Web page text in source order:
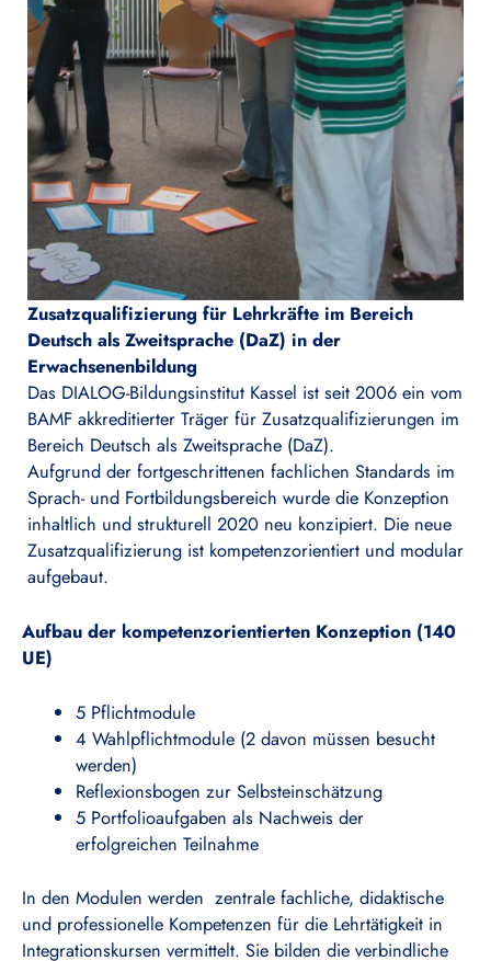
Zusatzqualifizierung für Lehrkräfte im Bereich
Deutsch als Zweitsprache (DaZ) in der
Erwachsenenbildung
Das DIALOG-Bildungsinstitut Kassel ist seit 2006 ein vom
BAMF akkreditierter Träger für Zusatzqualifizierungen im
Bereich Deutsch als Zweitsprache (DaZ).
Aufgrund der fortgeschrittenen fachlichen Standards im
Sprach- und Fortbildungsbereich wurde die Konzeption
inhaltlich und strukturell 2020 neu konzipiert. Die neue
Zusatzqualifizierung ist kompetenzorientiert und modular
aufgebaut.
Aufbau der kompetenzorientierten Konzeption (140
UE)
5 Pflichtmodule
4 Wahlpflichtmodule (2 davon müssen besucht
werden)
Reflexionsbogen zur Selbsteinschätzung
5 Portfolioaufgaben als Nachweis der
erfolgreichen Teilnahme
In den Modulen werden zentrale fachliche, didaktische
und professionelle Kompetenzen für die Lehrtätigkeit in
Integrationskursen vermittelt. Sie bilden die verbindliche